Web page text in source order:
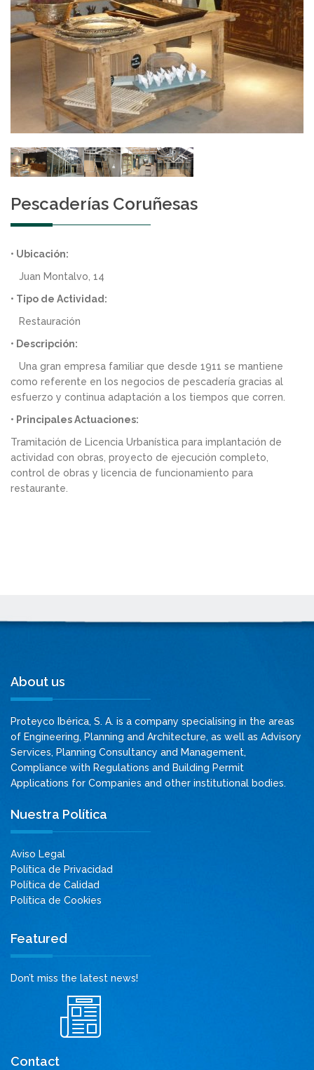
Pescaderías Coruñesas
• Ubicación:
Juan Montalvo, 14
• Tipo de Actividad:
Restauración
• Descripción:
Una gran empresa familiar que desde 1911 se mantiene
como referente en los negocios de pescadería gracias al
esfuerzo y continua adaptación a los tiempos que corren.
• Principales Actuaciones:
Tramitación de Licencia Urbanística para implantación de
actividad con obras, proyecto de ejecución completo,
control de obras y licencia de funcionamiento para
restaurante.
About us
Proteyco Ibérica, S. A. is a company specialising in the areas
of Engineering, Planning and Architecture, as well as Advisory
Services, Planning Consultancy and Management,
Compliance with Regulations and Building Permit
Applications for Companies and other institutional bodies.
Nuestra Política
Aviso Legal
Política de Privacidad
Política de Calidad
Política de Cookies
Featured
Don’t miss the latest news!
Contact